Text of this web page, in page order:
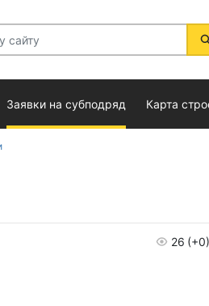
Заявки на субподряд Карта
26 (+0)